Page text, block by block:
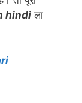
hindi ला